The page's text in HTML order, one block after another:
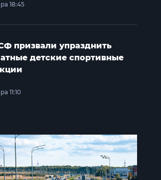
18:45
призвали упразднить
детские спортивные
11:10